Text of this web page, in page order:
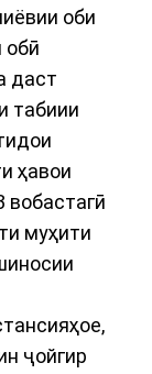
оби
обӣ
даст
табиии
ҳавои
вобастагӣ
муҳити
ҷойгир